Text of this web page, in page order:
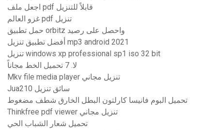
اجعل ملف pdf قابلاً للتنزيل
غزو ​​العالم pdf تنزيل
حمل تطبيق orbitz واحصل على رصيد
أفضل تطبيق تنزيل mp3 android 2021
تنزيل windows xp professional sp1 iso 32 bit
لا. 7 تحميل الخط مجاناً
Mkv file media player تنزيل مجاني
Jua210 سائق تنزيل
تحميل البوم فانيسا كارلتون البطل الخارق شطف مضغوط
Thinkfree pdf viewer تنزيل مجاني
تحميل شعار الشباب الحي